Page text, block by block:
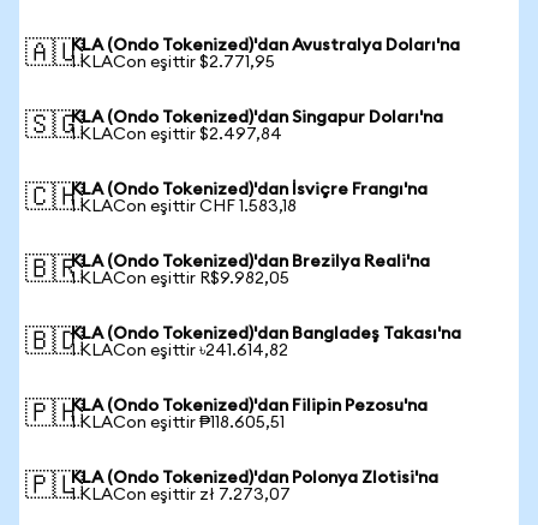
🇦🇺KLA (Ondo Tokenized)'dan Avustralya Doları'na
1 KLACon eşittir $2.771,95
🇸🇬KLA (Ondo Tokenized)'dan Singapur Doları'na
1 KLACon eşittir $2.497,84
🇨🇭KLA (Ondo Tokenized)'dan İsviçre Frangı'na
1 KLACon eşittir CHF 1.583,18
🇧🇷KLA (Ondo Tokenized)'dan Brezilya Reali'na
1 KLACon eşittir R$9.982,05
🇧🇩KLA (Ondo Tokenized)'dan Bangladeş Takası'na
1 KLACon eşittir ৳241.614,82
🇵🇭KLA (Ondo Tokenized)'dan Filipin Pezosu'na
1 KLACon eşittir ₱118.605,51
🇵🇱KLA (Ondo Tokenized)'dan Polonya Zlotisi'na
1 KLACon eşittir zł 7.273,07